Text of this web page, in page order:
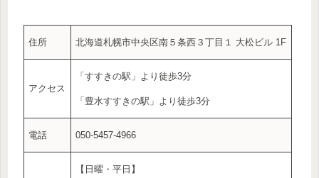
住所 北海道札幌市中央区南５条西３丁目１ 大松ビル 1F
アクセス
「すすきの駅」より徒歩3分
「豊水すすきの駅」より徒歩3分
電話 050-5457-4966
【日曜・平日】